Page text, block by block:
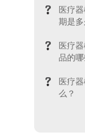
医疗
期是多
医疗
品的
医疗
么？